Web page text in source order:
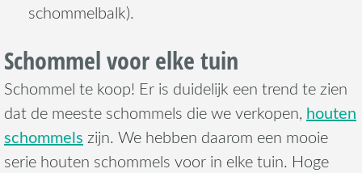
schommelbalk).
Schommel voor elke tuin
Schommel te koop! Er is duidelijk een trend te zien
dat de meeste schommels die we verkopen, houten
schommels zijn. We hebben daarom een mooie
serie houten schommels voor in elke tuin. Hoge